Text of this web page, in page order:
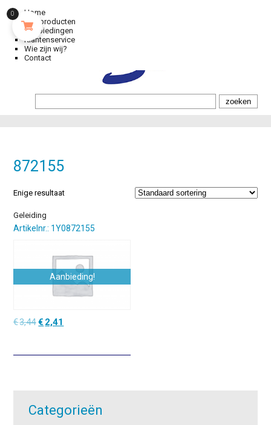
Home
Alle producten
Aanbiedingen
Klantenservice
Wie zijn wij?
Contact
872155
Enige resultaat
Geleiding
Artikelnr.: 1Y0872155
Aanbieding!
€3,44Oorspronkelijke
€3,44.
€ 2,41
€2,41.
Categorieën
0